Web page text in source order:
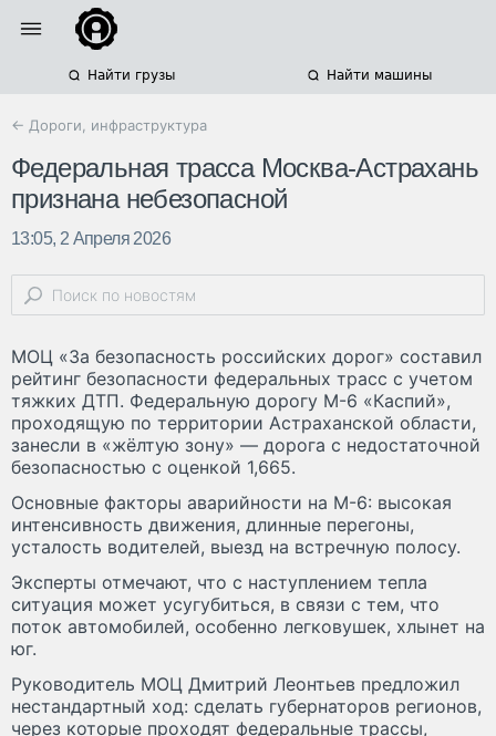
Найти грузы Найти машины
← Дороги, инфраструктура
Федеральная трасса Москва-Астрахань
признана небезопасной
13:05, 2 Апреля 2026
МОЦ «За безопасность российских дорог» составил
рейтинг безопасности федеральных трасс с учетом
тяжких ДТП. Федеральную дорогу М-6 «Каспий»,
проходящую по территории Астраханской области,
занесли в «жёлтую зону» — дорога с недостаточной
безопасностью с оценкой 1,665.
Основные факторы аварийности на М-6: высокая
интенсивность движения, длинные перегоны,
усталость водителей, выезд на встречную полосу.
Эксперты отмечают, что с наступлением тепла
ситуация может усугубиться, в связи с тем, что
поток автомобилей, особенно легковушек, хлынет на
юг.
Руководитель МОЦ Дмитрий Леонтьев предложил
нестандартный ход: сделать губернаторов регионов,
через которые проходят федеральные трассы,